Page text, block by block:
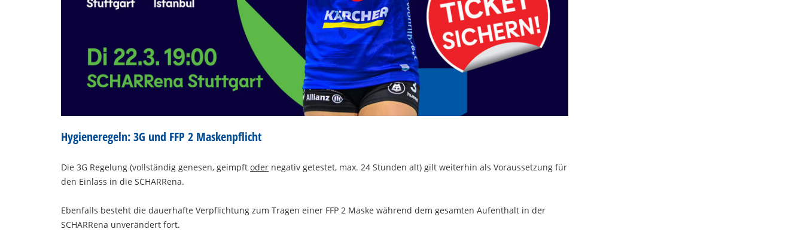
Hygieneregeln: 3G und FFP 2 Maskenpflicht
Die 3G Regelung (vollständig genesen, geimpft oder negativ getestet, max. 24 Stunden alt) gilt weiterhin als Voraussetzung für
den Einlass in die SCHARRena.
Ebenfalls besteht die dauerhafte Verpflichtung zum Tragen einer FFP 2 Maske während dem gesamten Aufenthalt in der
SCHARRena unverändert fort.